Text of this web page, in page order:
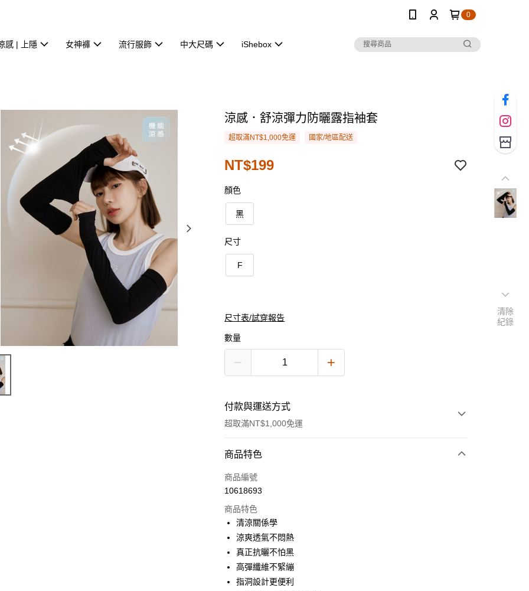
0
感 | 上隱 女神褲 流行服飾 中大尺碼 iShebox
涼感．舒涼彈力防曬露指袖套
超取滿NT$1,000免運 國家/地區配送
NT$199
顏色
黑
尺寸
F
尺寸表/試穿報告
數量
付款與運送方式
超取滿NT$1,000免運
付款方式
信用卡一次付款
超商取貨付款
LINE Pay
街口支付
商品特色
商品編號
10618693
商品特色
清涼關係學
涼爽透氣不悶熱
真正抗曬不怕黑
高彈纖維不緊繃
指洞設計更便利
清除
紀錄